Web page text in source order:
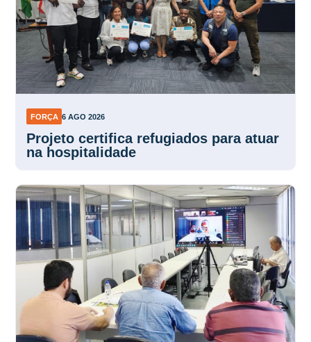
FORÇA 6 AGO 2026
Projeto certifica refugiados para atuar
na hospitalidade